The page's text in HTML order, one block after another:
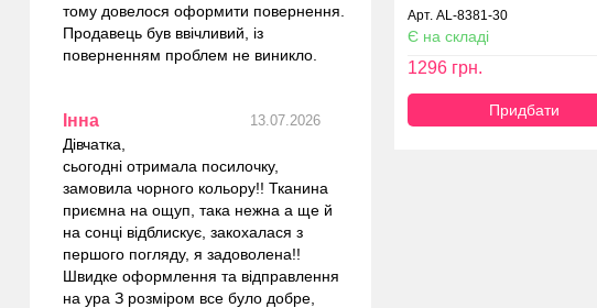
тому довелося оформити повернення.
Продавець був ввічливий, із
поверненням проблем не виникло.
Інна 13.07.2026
Дівчатка,
сьогодні отримала посилочку,
замовила чорного кольору!! Тканина
приємна на ощуп, така нежна а ще й
на сонці відблискує, закохалася з
першого погляду, я задоволена!!
Швидке оформлення та відправлення
на ура З розміром все було добре,
Арт. AL-8381-30
Є на складі
1296грн.
Придбати